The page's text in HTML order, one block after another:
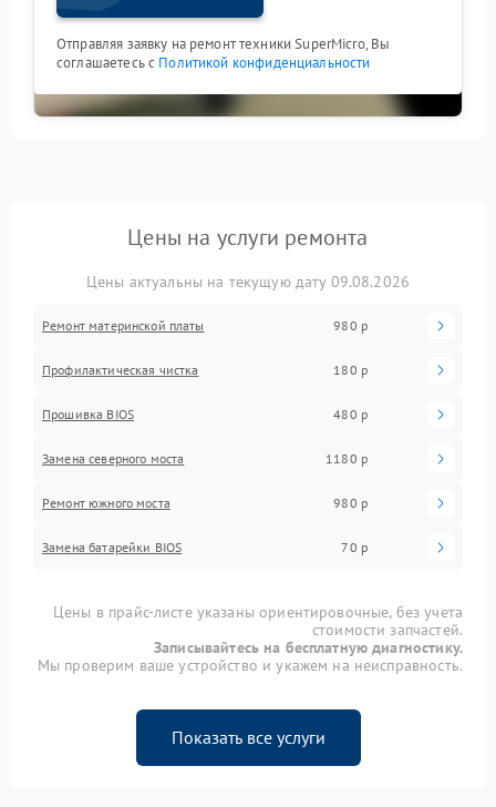
Отправляя заявку на ремонт техники SuperMicro, Вы
соглашаетесь с Политикой конфиденциальности
Цены на услуги ремонта
Цены актуальны на текущую дату 09.08.2026
Ремонт материнской платы 980 р
Профилактическая чистка 180 р
Прошивка BIOS 480 р
Замена северного моста 1180 р
Ремонт южного моста 980 р
Замена батарейки BIOS 70 р
Цены в прайс-листе указаны ориентировочные, без учета
стоимости запчастей.
Записывайтесь на бесплатную диагностику.
Мы проверим ваше устройство и укажем на неисправность.
Показать все услуги